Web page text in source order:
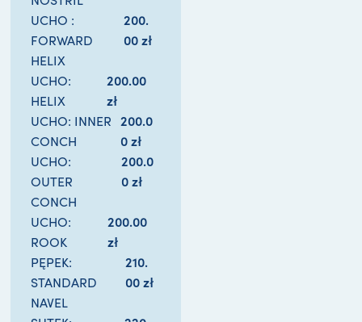
UCHO :
FORWARD
HELIX
200.
00 zł
UCHO:
HELIX
200.00
zł
UCHO: INNER
CONCH
200.0
0 zł
UCHO:
OUTER
CONCH
200.0
0 zł
UCHO:
ROOK
200.00
zł
PĘPEK:
STANDARD
NAVEL
210.
00 zł